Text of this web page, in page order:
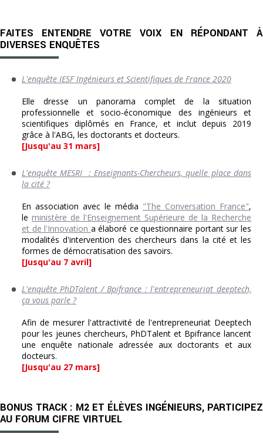
FAITES ENTENDRE VOTRE VOIX EN RÉPONDANT À
DIVERSES ENQUÊTES
L'enquête IESF Ingénieurs et Scientifiques de France 2020
Elle dresse un panorama complet de la situation
professionnelle et socio-économique des ingénieurs et
scientifiques diplômés en France, et inclut depuis 2019
grâce à l'ABG, les doctorants et docteurs.
[Jusqu'au 31 mars]
L'enquête MESRI : Enseignants-Chercheurs, quelle place dans
la cité ?
En association avec le média "The Conversation France",
le ministère de l'Enseignement Supérieure de la Recherche
et de l'Innovation a élaboré ce questionnaire portant sur les
modalités d'intervention des chercheurs dans la cité et les
formes de démocratisation des savoirs.
[Jusqu'au 7 avril]
L'enquête PhDTalent / Bpifrance : l'entrepreneuriat deeptech,
ça vous parle ?
Afin de mesurer l'attractivité de l'entrepreneuriat Deeptech
pour les jeunes chercheurs, PhDTalent et Bpifrance lancent
une enquête nationale adressée aux doctorants et aux
docteurs.
[Jusqu'au 27 mars]
BONUS TRACK : M2 ET ÉLÈVES INGÉNIEURS, PARTICIPEZ
AU FORUM CIFRE VIRTUEL